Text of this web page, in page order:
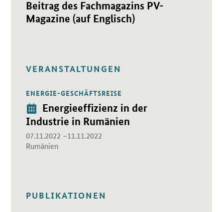
Beitrag des Fachmagazins PV-
Magazine (auf Englisch)
Öffnet Einzelsicht
VERANSTALTUNGEN
ENERGIE-GESCHÄFTSREISE
Veranstaltung:
Energieeffizienz in der
Industrie in Rumänien
07.11.2022 –11.11.2022
Rumänien
Öffnet Einzelsicht
PUBLIKATIONEN